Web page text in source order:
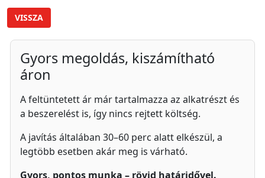
VISSZA
Gyors megoldás, kiszámítható
áron
A feltüntetett ár már tartalmazza az alkatrészt és
a beszerelést is, így nincs rejtett költség.
A javítás általában 30–60 perc alatt elkészül, a
legtöbb esetben akár meg is várható.
Gyors, pontos munka – rövid határidővel.